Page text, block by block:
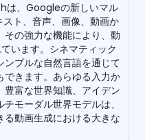
、Googleの新しいマル
ト、音声、画像、動画か
その強力な機能により、動
います。シネマティック
プルな自然言語を通じて
きます。あらゆる入力か
豊富な世界知識、アイデン
モーダル世界モデルは、
動画生成における大きな